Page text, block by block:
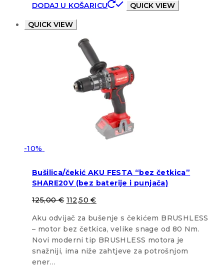
DODAJ U KOŠARICU
QUICK VIEW
QUICK VIEW
-10%
Bušilica/čekić AKU FESTA “bez četkica”
SHARE20V (bez baterije i punjača)
125,00€ 112,50€
Aku odvijač za bušenje s čekićem BRUSHLESS
– motor bez četkica, velike snage od 80 Nm.
Novi moderni tip BRUSHLESS motora je
snažniji, ima niže zahtjeve za potrošnjom
ener…